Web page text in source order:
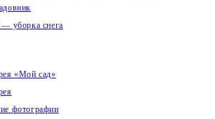
уборка снега
«Мой сад»
фотографии